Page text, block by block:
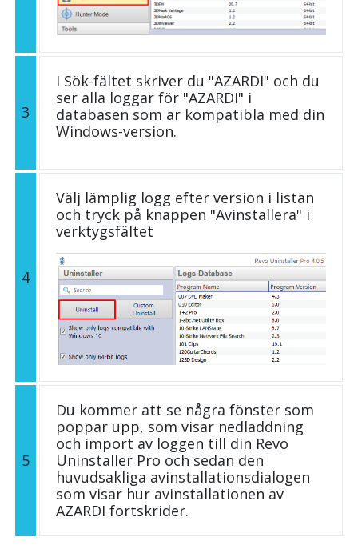
3
I Sök-fältet skriver du "AZARDI" och du
ser alla loggar för "AZARDI" i
databasen som är kompatibla med din
Windows-version.
4
Välj lämplig logg efter version i listan
och tryck på knappen "Avinstallera" i
verktygsfältet
5
Du kommer att se några fönster som
poppar upp, som visar nedladdning
och import av loggen till din Revo
Uninstaller Pro och sedan den
huvudsakliga avinstallationsdialogen
som visar hur avinstallationen av
AZARDI fortskrider.